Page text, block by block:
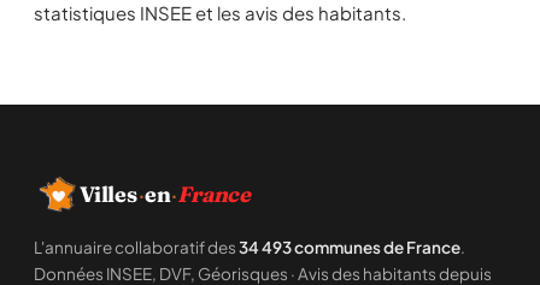
statistiques INSEE et les avis des habitants.
Villes·en·France
L'annuaire collaboratif des34 493 communes de France.
Données INSEE, DVF, Géorisques · Avis des habitants depuis